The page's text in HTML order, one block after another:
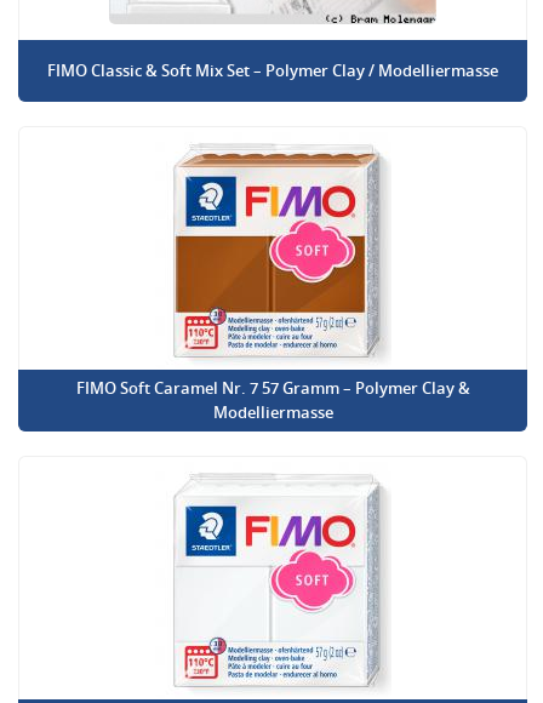
FIMO Classic & Soft Mix Set – Polymer Clay / Modelliermasse
FIMO Soft Caramel Nr. 7 57 Gramm – Polymer Clay &
Modelliermasse